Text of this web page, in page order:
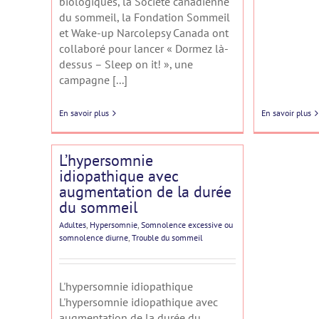
du sommeil, la Fondation Sommeil
et Wake-up Narcolepsy Canada ont
collaboré pour lancer « Dormez là-
dessus – Sleep on it! », une
campagne [...]
En savoir plus En savoir plus
L’hypersomnie
idiopathique avec
augmentation de la durée
du sommeil
Adultes, Hypersomnie, Somnolence excessive ou
somnolence diurne, Trouble du sommeil
L'hypersomnie idiopathique
L'hypersomnie idiopathique avec